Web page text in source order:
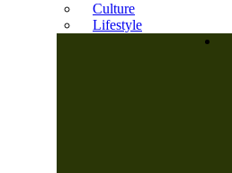
Culture
Lifestyle